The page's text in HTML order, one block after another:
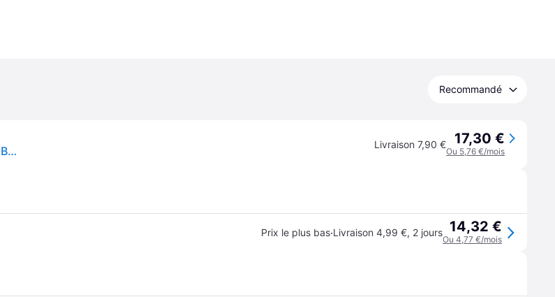
Recommandé
Adaptateur DisplayPort vers VGA/DVI/HDMI 3 en 1 10.16.3301-BK Noir Livraison 7,90 € 17,30 €
Ou 5,76 €/mois
Prix le plus bas·Livraison 4,99 €, 2 jours 14,32 €
Ou 4,77 €/mois